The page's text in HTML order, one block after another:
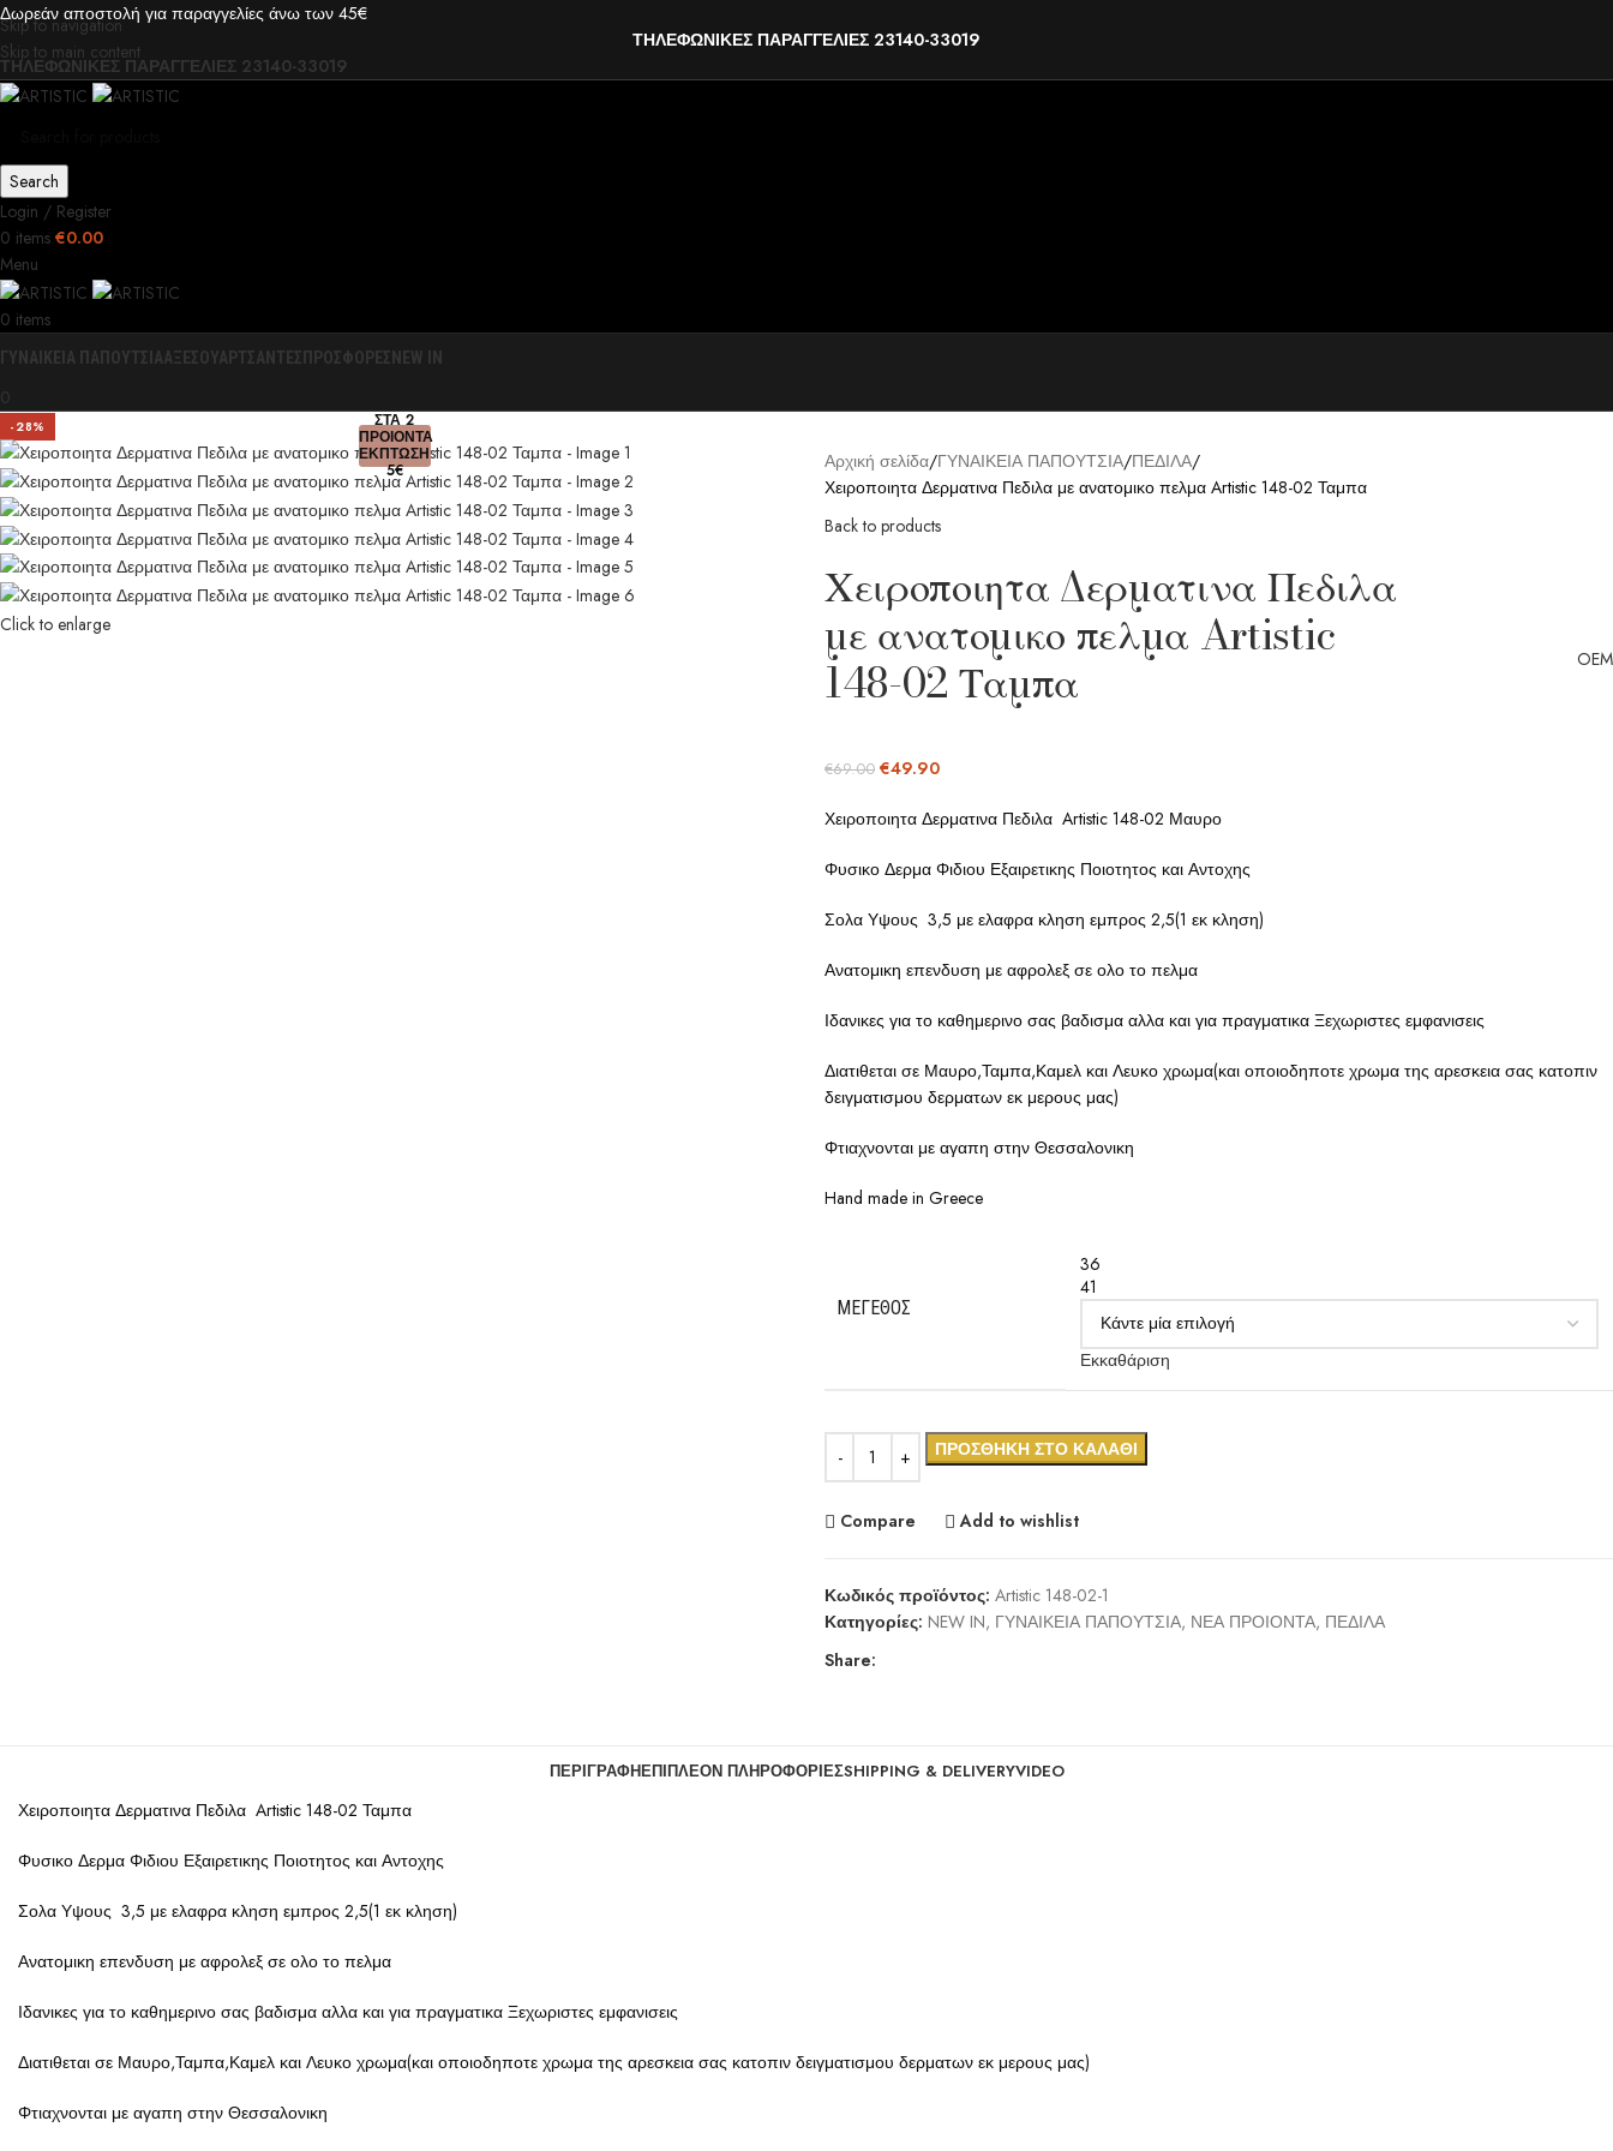
Skip to navigation
Skip to main content
Δωρεάν αποστολή για παραγγελίες άνω των 45€
ΤΗΛΕΦΩΝΙΚΕΣ ΠΑΡΑΓΓΕΛΙΕΣ 23140-33019
ΤΗΛΕΦΩΝΙΚΕΣ ΠΑΡΑΓΓΕΛΙΕΣ 23140-33019
Search
Login / Register
0 items €0.00
Menu
0 items
ΓΥΝΑΙΚΕΙΑ ΠΑΠΟΥΤΣΙΑΑΞΕΣΟΥΑΡΤΣΑΝΤΕΣ ΠΡΟΣΦΟΡΕΣ NEW IN
0
-28% ΣΤΑ 2
ΠΡΟΙΟΝΤΑ
ΕΚΠΤΩΣΗ
5€
Click to enlarge
Αρχική σελίδα ΓΥΝΑΙΚΕΙΑ ΠΑΠΟΥΤΣΙΑ ΠΕΔΙΛΑ
Χειροποιητα Δερματινα Πεδιλα με ανατομικο πελμα Artistic 148-02 Ταμπα
Back to products
Χειροποιητα Δερματινα Πεδιλα
με ανατομικο πελμα Artistic
148-02 Ταμπα OEM
€69.00 €49.90
Χειροποιητα Δερματινα Πεδιλα Artistic 148-02 Μαυρο
Φυσικο Δερμα Φιδιου Εξαιρετικης Ποιοτητος και Αντοχης
Σολα Υψους 3,5 με ελαφρα κληση εμπρος 2,5(1 εκ κληση)
Ανατομικη επενδυση με αφρολεξ σε ολο το πελμα
Ιδανικες για το καθημερινο σας βαδισμα αλλα και για πραγματικα Ξεχωριστες εμφανισεις
Διατιθεται σε Μαυρο,Ταμπα,Καμελ και Λευκο χρωμα(και οποιοδηποτε χρωμα της αρεσκεια σας κατοπιν
δειγματισμου δερματων εκ μερους μας)
Φτιαχνονται με αγαπη στην Θεσσαλονικη
Hand made in Greece
ΜΈΓΕΘΟΣ
36
41
Εκκαθάριση
ΠΡΟΣΘΉΚΗ ΣΤΟ ΚΑΛΆΘΙ
Compare Add to wishlist
Κωδικός προϊόντος: Artistic 148-02-1
Κατηγορίες: NEW IN, ΓΥΝΑΙΚΕΙΑ ΠΑΠΟΥΤΣΙΑ, ΝΕΑ ΠΡΟΙΟΝΤΑ, ΠΕΔΙΛΑ
Share:
ΠΕΡΙΓΡΑΦΉΕΠΙΠΛΈΟΝ ΠΛΗΡΟΦΟΡΊΕΣSHIPPING & DELIVERYVIDEO
Χειροποιητα Δερματινα Πεδιλα Artistic 148-02 Ταμπα
Φυσικο Δερμα Φιδιου Εξαιρετικης Ποιοτητος και Αντοχης
Σολα Υψους 3,5 με ελαφρα κληση εμπρος 2,5(1 εκ κληση)
Ανατομικη επενδυση με αφρολεξ σε ολο το πελμα
Ιδανικες για το καθημερινο σας βαδισμα αλλα και για πραγματικα Ξεχωριστες εμφανισεις
Διατιθεται σε Μαυρο,Ταμπα,Καμελ και Λευκο χρωμα(και οποιοδηποτε χρωμα της αρεσκεια σας κατοπιν δειγματισμου δερματων εκ μερους μας)
Φτιαχνονται με αγαπη στην Θεσσαλονικη